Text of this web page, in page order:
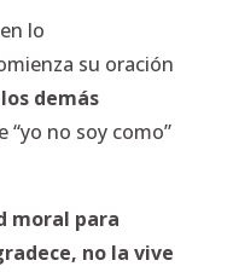
lo
su oración
demás
“yo no soy como”
moral para
no la vive